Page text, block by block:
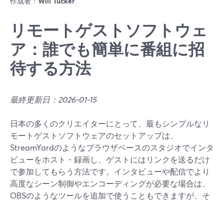
リモートゲストソフトウェ
ア：誰でも簡単に番組に招
待する方法
最終更新日：2026-01-15
日本の多くのクリエイターにとって、最もシンプルなリ
モートゲストソフトウェアのセットアップは、
StreamYardのようなブラウザベースのスタジオでインタ
ビューをホスト・録画し、ゲストにはリンクを送るだけ
で参加してもらう方法です。インタビューや配信でより
高度なシーン制御やエンコーディングが必要な場合は、
OBSのようなツールを追加で使うこともできますが、そ